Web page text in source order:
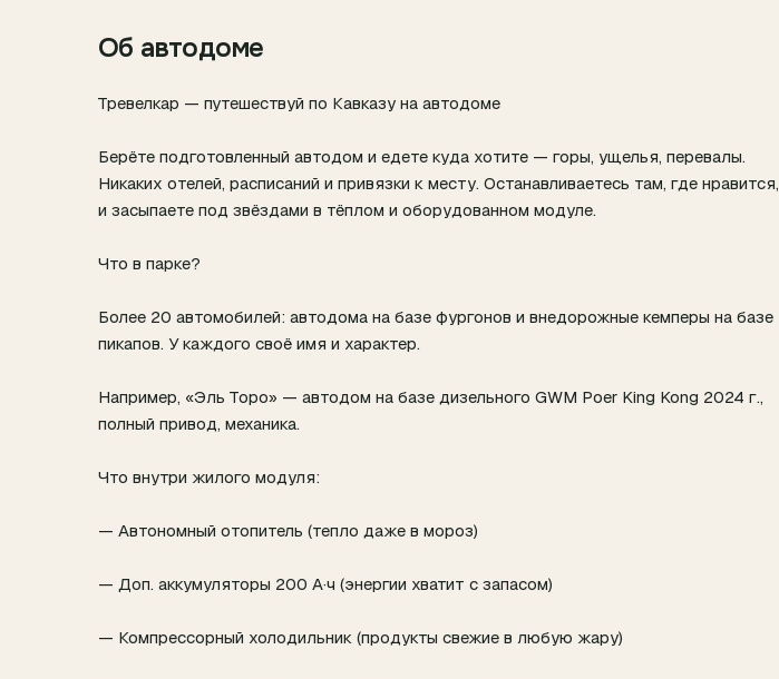
Об автодоме
Тревелкар — путешествуй по Кавказу на автодоме
Берёте подготовленный автодом и едете куда хотите — горы, ущелья, перевалы.
Никаких отелей, расписаний и привязки к месту. Останавливаетесь там, где нравится,
и засыпаете под звёздами в тёплом и оборудованном модуле.
Что в парке?
Более 20 автомобилей: автодома на базе фургонов и внедорожные кемперы на базе
пикапов. У каждого своё имя и характер.
Например, «Эль Торо» — автодом на базе дизельного GWM Poer King Kong 2024 г.,
полный привод, механика.
Что внутри жилого модуля:
— Автономный отопитель (тепло даже в мороз)
— Доп. аккумуляторы 200 А·ч (энергии хватит с запасом)
— Компрессорный холодильник (продукты свежие в любую жару)